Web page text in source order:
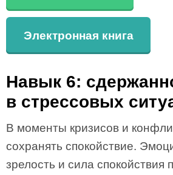
Электронная книга
Навык 6:
в стрессовых
В моменты кризисов и
сохранять спокойствие.
зрелость и сила спокойствия